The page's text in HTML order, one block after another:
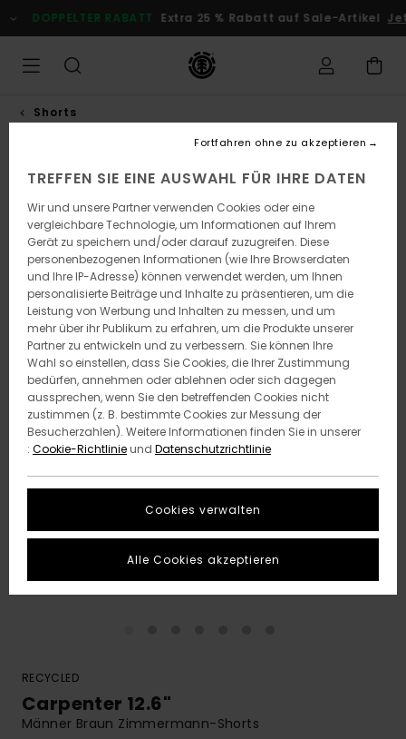
zur
Produktinformation
DOPPELTER RABATT Extra 25 % Rabatt auf Sale-Artikel
Shorts
RECYCLED
Carpenter 12.6"
Männer Braun Zimmermann-Shorts
TREFFEN SIE EINE AUSWAHL FÜR IHRE DATEN
Wir und unsere Partner verwenden Cookies oder eine
vergleichbare Technologie, um Informationen auf Ihrem
Gerät zu speichern und/oder darauf zuzugreifen. Diese
personenbezogenen Informationen (wie Ihre Browserdaten
und Ihre IP-Adresse) können verwendet werden, um Ihnen
personalisierte Beiträge und Inhalte zu präsentieren, um die
Leistung von Werbung und Inhalten zu messen, und um
mehr über ihr Publikum zu erfahren, um die Produkte unserer
Partner zu entwickeln und zu verbessern. Sie können Ihre
Wahl so einstellen, dass Sie Cookies, die Ihrer Zustimmung
bedürfen, annehmen oder ablehnen oder sich dagegen
aussprechen, wenn Sie den betreffenden Cookies nicht
zustimmen (z. B. bestimmte Cookies zur Messung der
Besucherzahlen). Weitere Informationen finden Sie in unserer
: Cookie-Richtlinieund Datenschutzrichtlinie
Cookies verwalten
Fortfahren ohne zu akzeptieren
Alle Cookies akzeptieren